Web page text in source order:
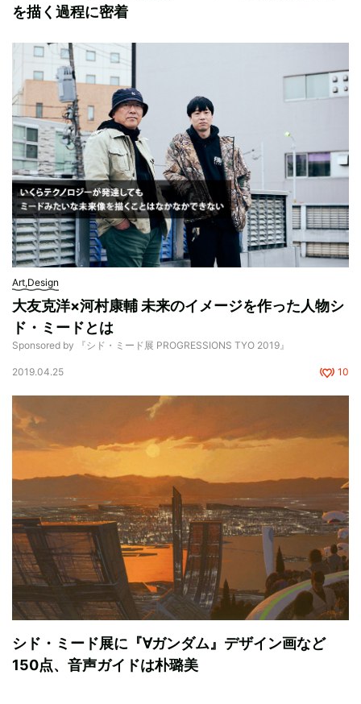
を描く過程に密着
Art,Design
大友克洋×河村康輔 未来のイメージを作った人物シ
ド・ミードとは
Sponsored by 『シド・ミード展 PROGRESSIONS TYO 2019』
2019.04.25 10
シド・ミード展に『∀ガンダム』デザイン画など
150点、音声ガイドは朴璐美